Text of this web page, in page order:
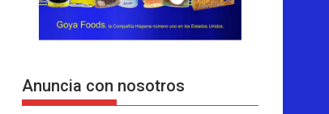
Anuncia con nosotros